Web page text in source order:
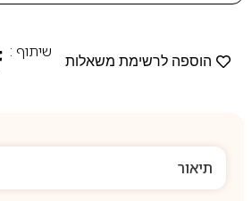
הוספה לרשימת משאלות
שיתוף :
תיאור